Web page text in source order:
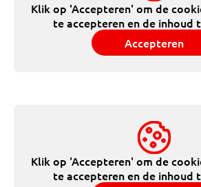
Klik op 'Accepteren' om de
te accepteren en de inhoud
Accepteren
Klik op 'Accepteren' om de
te accepteren en de inhoud